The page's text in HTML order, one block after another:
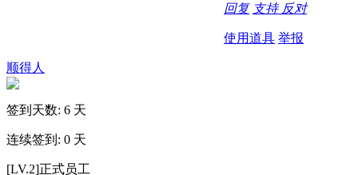
回复 支持 反对
使用道具 举报
顺得人
签到天数: 6 天
连续签到: 0 天
[LV.2]正式员工